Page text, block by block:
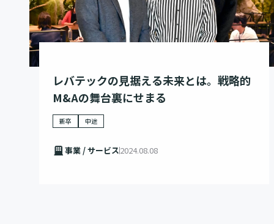
レバテックの見据える未来とは。戦略的
M&Aの舞台裏にせまる
新卒 中途
事業 / サービス2024.08.08